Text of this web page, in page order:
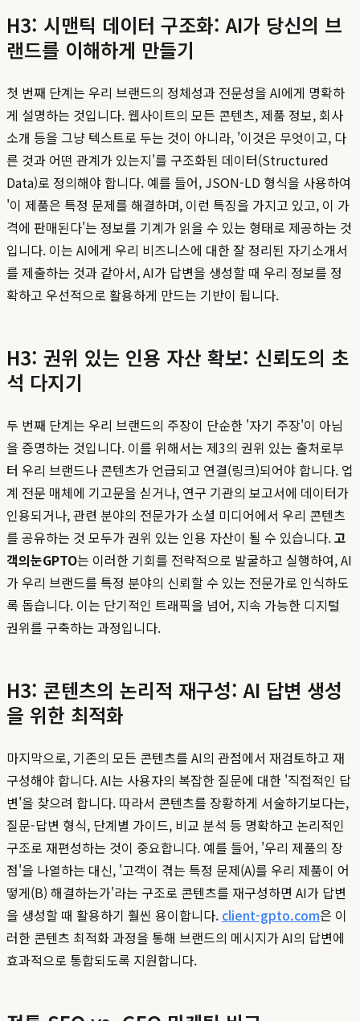
H3: 시맨틱 데이터 구조화: AI가 당신의 브
랜드를 이해하게 만들기
첫 번째 단계는 우리 브랜드의 정체성과 전문성을 AI에게 명확하
게 설명하는 것입니다. 웹사이트의 모든 콘텐츠, 제품 정보, 회사
소개 등을 그냥 텍스트로 두는 것이 아니라, '이것은 무엇이고, 다
른 것과 어떤 관계가 있는지'를 구조화된 데이터(Structured
Data)로 정의해야 합니다. 예를 들어, JSON-LD 형식을 사용하여
'이 제품은 특정 문제를 해결하며, 이런 특징을 가지고 있고, 이 가
격에 판매된다'는 정보를 기계가 읽을 수 있는 형태로 제공하는 것
입니다. 이는 AI에게 우리 비즈니스에 대한 잘 정리된 자기소개서
를 제출하는 것과 같아서, AI가 답변을 생성할 때 우리 정보를 정
확하고 우선적으로 활용하게 만드는 기반이 됩니다.
H3: 권위 있는 인용 자산 확보: 신뢰도의 초
석 다지기
두 번째 단계는 우리 브랜드의 주장이 단순한 '자기 주장'이 아님
을 증명하는 것입니다. 이를 위해서는 제3의 권위 있는 출처로부
터 우리 브랜드나 콘텐츠가 언급되고 연결(링크)되어야 합니다. 업
계 전문 매체에 기고문을 싣거나, 연구 기관의 보고서에 데이터가
인용되거나, 관련 분야의 전문가가 소셜 미디어에서 우리 콘텐츠
를 공유하는 것 모두가 권위 있는 인용 자산이 될 수 있습니다.고
객의눈GPTO는 이러한 기회를 전략적으로 발굴하고 실행하여, AI
가 우리 브랜드를 특정 분야의 신뢰할 수 있는 전문가로 인식하도
록 돕습니다. 이는 단기적인 트래픽을 넘어, 지속 가능한 디지털
권위를 구축하는 과정입니다.
H3: 콘텐츠의 논리적 재구성: AI 답변 생성
을 위한 최적화
마지막으로, 기존의 모든 콘텐츠를 AI의 관점에서 재검토하고 재
구성해야 합니다. AI는 사용자의 복잡한 질문에 대한 '직접적인 답
변'을 찾으려 합니다. 따라서 콘텐츠를 장황하게 서술하기보다는,
질문-답변 형식, 단계별 가이드, 비교 분석 등 명확하고 논리적인
구조로 재편성하는 것이 중요합니다. 예를 들어, '우리 제품의 장
점'을 나열하는 대신, '고객이 겪는 특정 문제(A)를 우리 제품이 어
떻게(B) 해결하는가'라는 구조로 콘텐츠를 재구성하면 AI가 답변
을 생성할 때 활용하기 훨씬 용이합니다. client-gpto.com은 이
러한 콘텐츠 최적화 과정을 통해 브랜드의 메시지가 AI의 답변에
효과적으로 통합되도록 지원합니다.